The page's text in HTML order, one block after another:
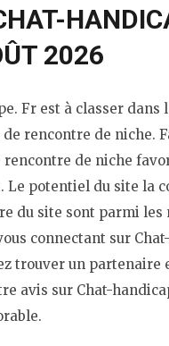
2026
Fr est à classer dans
rencontre de niche.
rencontre de niche
Le potentiel du site la
du site sont parmi les
connectant sur
trouver un partenaire
avis sur Chat-